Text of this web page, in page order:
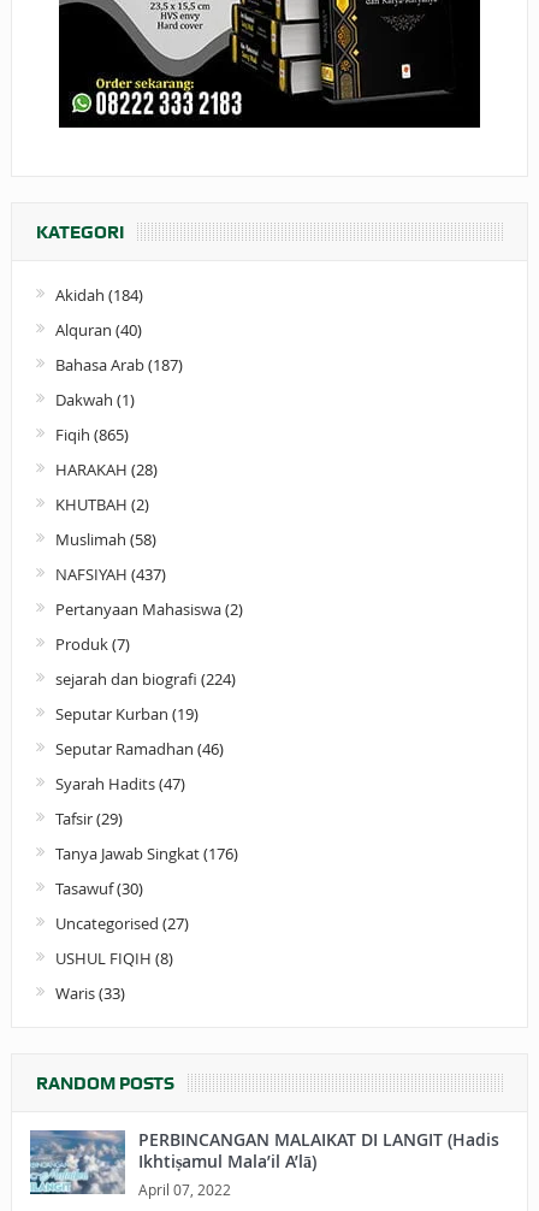
KATEGORI
Akidah (184)
Alquran (40)
Bahasa Arab(187)
Dakwah (1)
Fiqih (865)
HARAKAH (28)
KHUTBAH (2)
Muslimah (58)
NAFSIYAH (437)
Pertanyaan Mahasiswa(2)
Produk(7)
sejarah dan biografi (224)
Seputar Kurban (19)
Seputar Ramadhan (46)
Syarah Hadits(47)
Tafsir(29)
Tanya Jawab Singkat(176)
Tasawuf(30)
Uncategorised (27)
USHUL FIQIH (8)
Waris(33)
RANDOM POSTS
PERBINCANGAN MALAIKAT DI LANGIT (Hadis
Ikhtiṣamul Mala’il A’lā)
April 07, 2022